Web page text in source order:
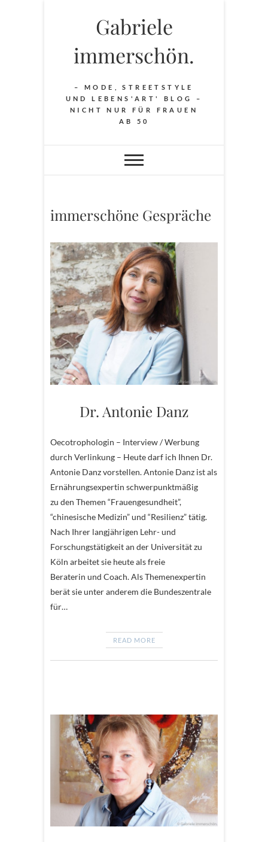
Gabriele
immerschön.
– MODE, STREETSTYLE
UND LEBENS'ART' BLOG –
NICHT NUR FÜR FRAUEN
AB 50
immerschöne Gespräche
Dr. Antonie Danz
Oecotrophologin – Interview / Werbung
durch Verlinkung – Heute darf ich Ihnen Dr.
Antonie Danz vorstellen. Antonie Danz ist als
Ernährungsexpertin schwerpunktmäßig
zu den Themen “Frauengesundheit”,
“chinesische Medizin” und “Resilienz” tätig.
Nach Ihrer langjährigen Lehr- und
Forschungstätigkeit an der Universität zu
Köln arbeitet sie heute als freie
Beraterin und Coach. Als Themenexpertin
berät sie unter anderem die Bundeszentrale
für…
READ MORE